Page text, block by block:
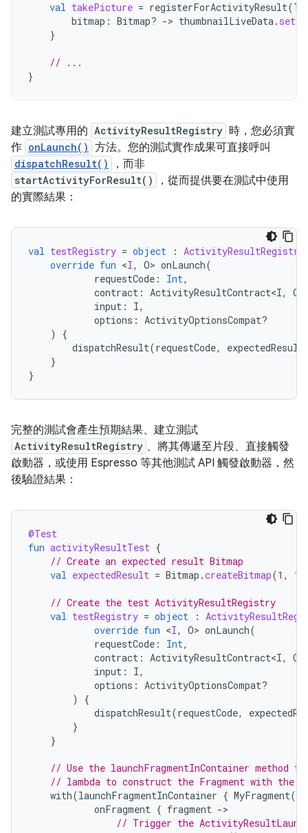
val takePicture = registerForActivityResult(
bitmap : Bitmap? -> thumbnailLiveData.
}
// ...
}
建立測試專用的 ActivityResultRegistry 時，您必須實
作 onLaunch() 方法。您的測試實作成果可直接呼叫
dispatchResult() ，而非
startActivityForResult()
，從而提供要在測試中使用
的實際結果：
val testRegistry = object : ActivityResultRegistry
override fun <I, O> onLaunch(
requestCode : Int,
contract : ActivityResultContract<I, O
input : I,
options : ActivityOptionsCompat?
)
{
dispatchResult(requestCode, expectedResult
}
}
完整的測試會產生預期結果、建立測試
ActivityResultRegistry 、將其傳遞至片段、直接觸發
啟動器，或使用 Espresso 等其他測試 API 觸發啟動器，然
後驗證結果：
@Test
fun activityResultTest {
// Create an expected result Bitmap
val expectedResult = Bitmap .createBitmap(1 , 1
// Create the test ActivityResultRegistry
val testRegistry = object :
override fun <I, O> onLaunch(
requestCode : Int,
contract : ActivityResultContract<I, O
input : I,
options : ActivityOptionsCompat?
)
{
dispatchResult(requestCode,
}
}
// Use the launchFragmentInContainer method
// lambda to construct the Fragment with the
with(launchFragmentInContainer { MyFragment(
onFragment { fragment -
// Trigger the